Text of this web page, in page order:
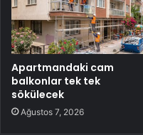
Apartmandaki cam
balkonlar tek tek
sökülecek
Ağustos 7, 2026